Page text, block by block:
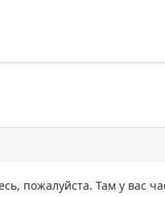
пожалуйста. Там у вас